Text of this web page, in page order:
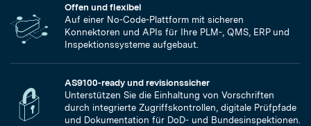
Offen und flexibel
Auf einer No-Code-Plattform mit sicheren
Konnektoren und APIs für Ihre PLM-, QMS, ERP und
Inspektionssysteme aufgebaut.
AS9100-ready und revisionssicher
Unterstützen Sie die Einhaltung von Vorschriften
durch integrierte Zugriffskontrollen, digitale Prüfpfade
und Dokumentation für DoD- und Bundesinspektionen.